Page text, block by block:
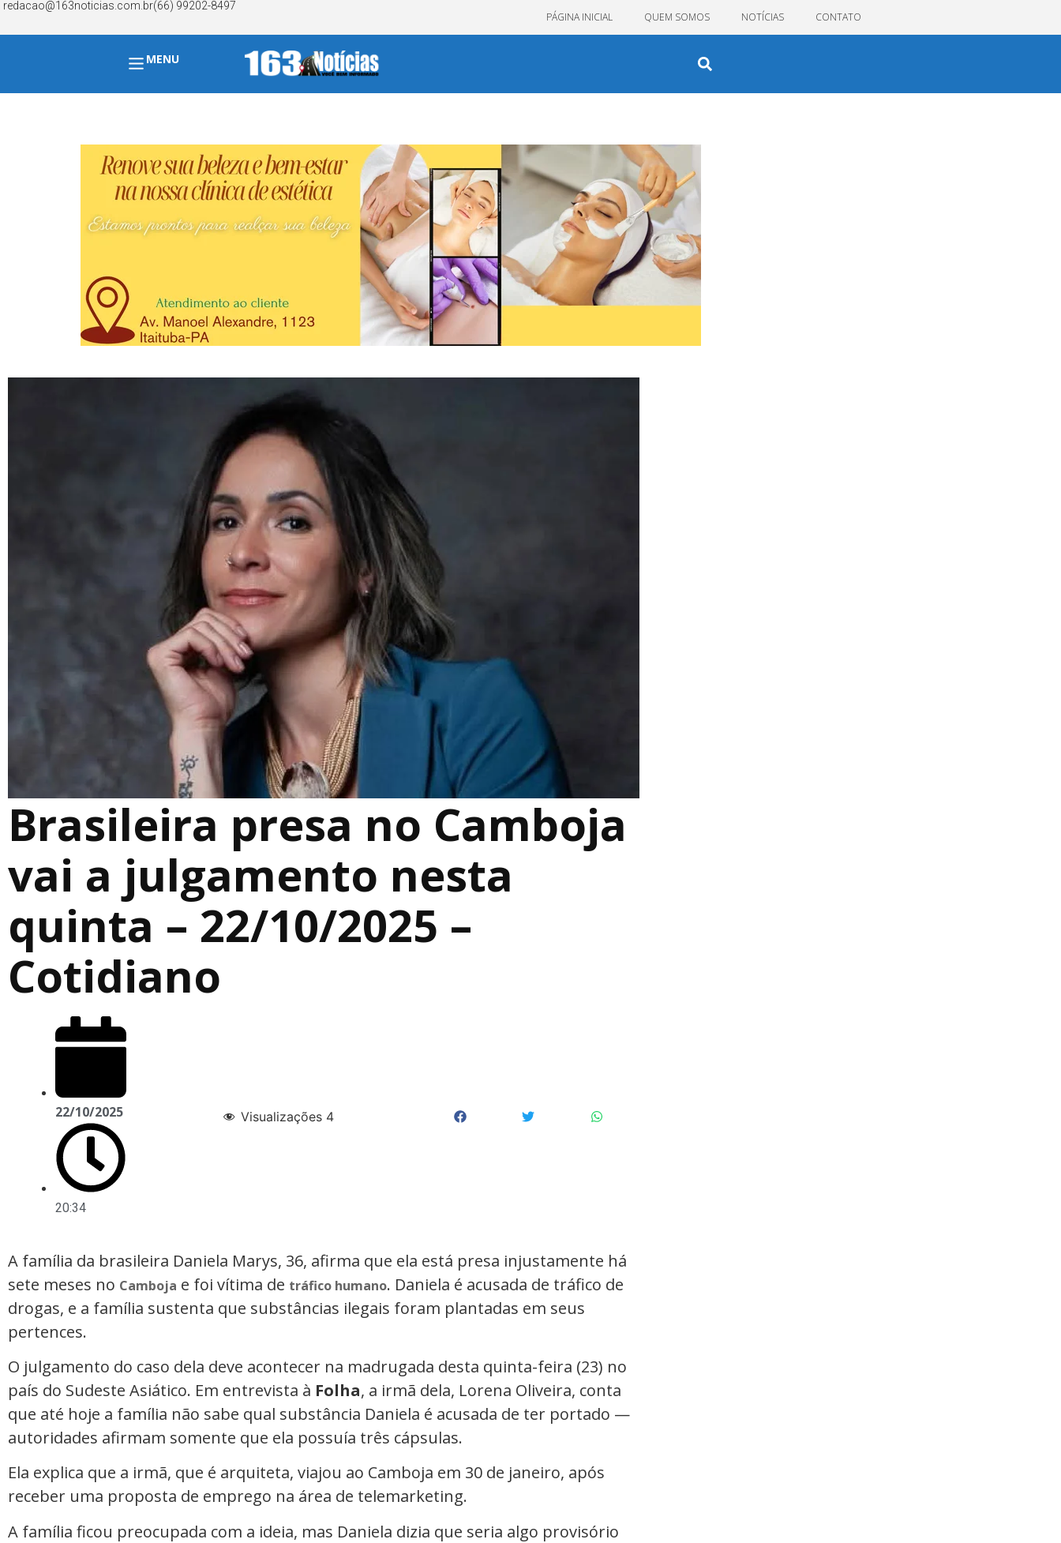
redacao@163noticias.com.br(66) 99202-8497
PÁGINA INICIAL QUEM SOMOS NOTÍCIAS CONTATO
MENU
Brasileira presa no Camboja
vai a julgamento nesta
quinta – 22/10/2025 –
Cotidiano
22/10/2025
20:34
Visualizações 4
A família da brasileira Daniela Marys, 36, afirma que ela está presa injustamente há
sete meses no Camboja e foi vítima de tráfico humano. Daniela é acusada de tráfico de
drogas, e a família sustenta que substâncias ilegais foram plantadas em seus
pertences.
O julgamento do caso dela deve acontecer na madrugada desta quinta-feira (23) no
país do Sudeste Asiático. Em entrevista à Folha, a irmã dela, Lorena Oliveira, conta
que até hoje a família não sabe qual substância Daniela é acusada de ter portado —
autoridades afirmam somente que ela possuía três cápsulas.
Ela explica que a irmã, que é arquiteta, viajou ao Camboja em 30 de janeiro, após
receber uma proposta de emprego na área de telemarketing.
A família ficou preocupada com a ideia, mas Daniela dizia que seria algo provisório